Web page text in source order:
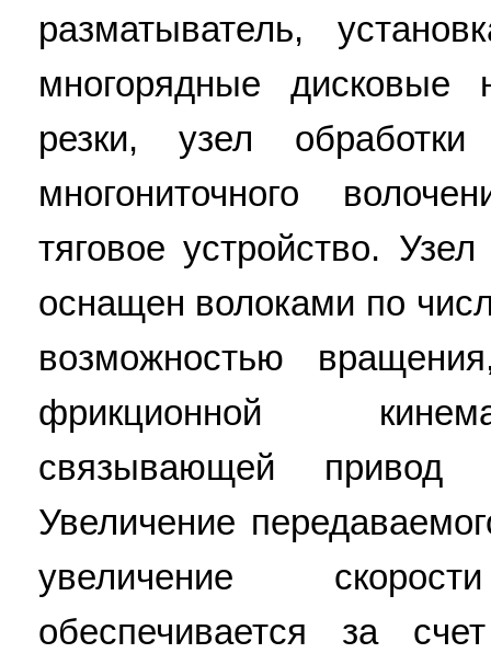
разматыватель,
многорядные дисковые
резки, узел
многониточного
тяговое устройство.
оснащен волоками по
возможностью
фрикционной
связывающей
Увеличение
увеличение
обеспечивается за